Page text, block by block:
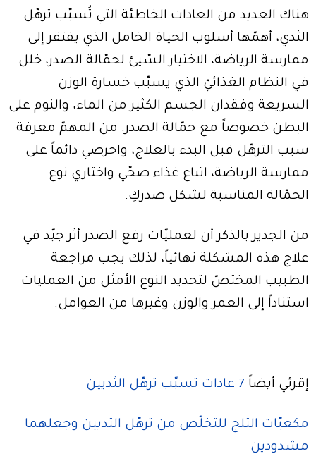
هناك العديد من العادات الخاطئة التي تُسبّب ترهّل
الثدي، أهمّها أسلوب الحياة الخامل الذي يفتقر إلى
ممارسة الرياضة، الاختيار السّيئ لحمّالة الصدر، خلل
في النظام الغذائيّ الذي يسبّب خسارة الوزن
السريعة وفقدان الجسم الكثير من الماء، والنوم على
البطن خصوصاً مع حمّالة الصدر. من المهمّ معرفة
سبب الترهّل قبل البدء بالعلاج، واحرصي دائماً على
ممارسة الرياضة، اتباع غذاء صحّي واختاري نوع
الحمّالة المناسبة لشكل صدركِ.
من الجدير بالذكر أن لعمليّات رفع الصدر أثر جيّد في
علاج هذه المشكلة نهائياً، لذلك يجب مراجعة
الطبيب المختصّ لتحديد النوع الأمثل من العمليات
استناداً إلى العمر والوزن وغيرها من العوامل.
إقرئي أيضاً 7 عادات تسبّب ترهّل الثديين
مكعبّات الثلج للتخلّص من ترهّل الثديين وجعلهما
مشدودين